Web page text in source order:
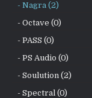
- Nagra (2)
- Octave (0)
- PASS (0)
- PS Audio (0)
- Soulution (2)
- Spectral (0)